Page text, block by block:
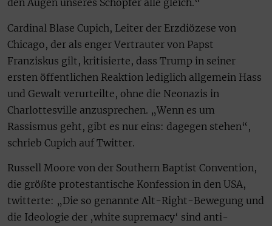
den Augen unseres Schöpfer alle gleich.“
Cardinal Blase Cupich, Leiter der Erzdiözese von
Chicago, der als enger Vertrauter von Papst
Franziskus gilt, kritisierte, dass Trump in seiner
ersten öffentlichen Reaktion lediglich allgemein Hass
und Gewalt verurteilte, ohne die Neonazis in
Charlottesville anzusprechen. „Wenn es um
Rassismus geht, gibt es nur eins: dagegen stehen“,
schrieb Cupich auf Twitter.
Russell Moore von der Southern Baptist Convention,
die größte protestantische Konfession in den USA,
twitterte: „Die so genannte Alt-Right-Bewegung und
die Ideologie der ‚white supremacy‘ sind anti-